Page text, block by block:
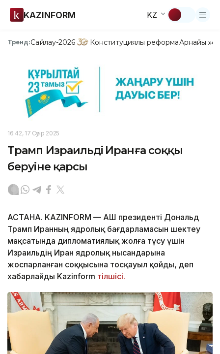
KAZINFORM KZ
Тренд:Сайлау-2026 Конституциялық реформаАрнайы
16:42, 17 Сәуір 2025
Трамп Израильдің Иранға соққы
беруіне қарсы
АСТАНА. KAZINFORM — АҚШ президенті Дональд
Трамп Иранның ядролық бағдарламасын шектеу
мақсатында дипломатиялық жолға түсу үшін
Израильдің Иран ядролық нысандарына
жоспарланған соққысына тосқауыл қойды, деп
хабарлайды Kazinform тілшісі.